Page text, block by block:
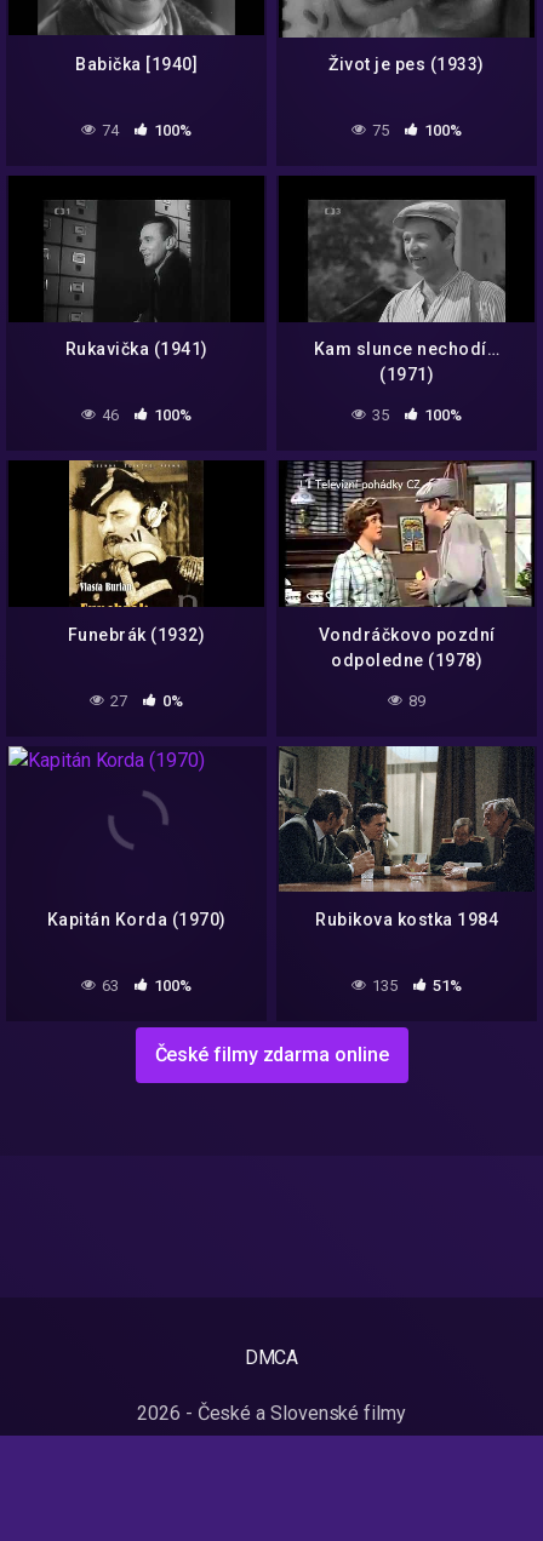
Babička [1940]
74 100%
Život je pes (1933)
75 100%
Rukavička (1941)
46 100%
Kam slunce nechodí…
(1971)
35 100%
Funebrák (1932)
27 0%
Vondráčkovo pozdní
odpoledne (1978)
89
Kapitán Korda (1970)
63 100%
Rubikova kostka 1984
135 51%
České filmy zdarma online
DMCA
2026 - České a Slovenské filmy